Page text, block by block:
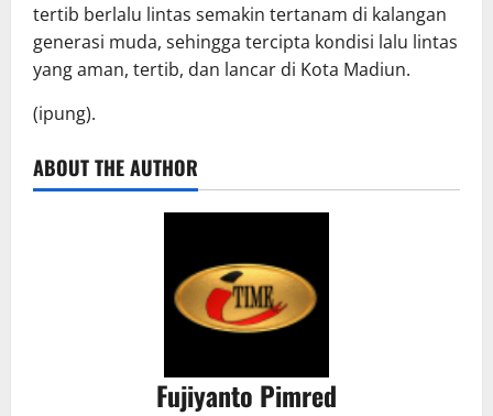
tertib berlalu lintas semakin tertanam di kalangan
generasi muda, sehingga tercipta kondisi lalu lintas
yang aman, tertib, dan lancar di Kota Madiun.
(ipung).
ABOUT THE AUTHOR
Fujiyanto Pimred